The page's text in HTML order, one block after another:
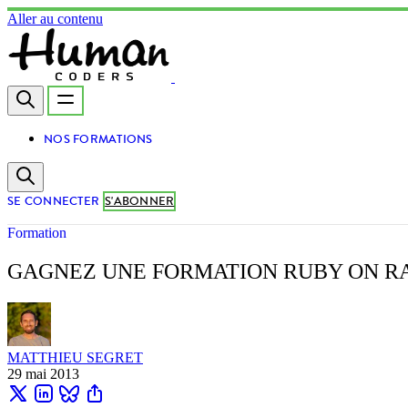
Aller au contenu
NOS FORMATIONS
SE CONNECTER S'ABONNER
Formation
GAGNEZ UNE FORMATION RUBY ON
MATTHIEU SEGRET
29 mai 2013